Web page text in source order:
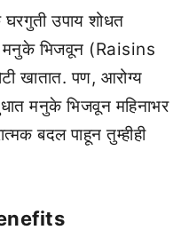
घरगुती उपाय शोधत
मनुके भिजवून (Raisins
खातात. पण, आरोग्य
मनुके भिजवून महिनाभर
बदल पाहून तुम्हीही